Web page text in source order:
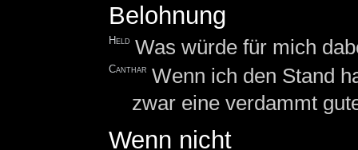
Belohnung
Held Was würde für mich
Canthar Wenn ich den Stand
zwar eine verdammt
Wenn nicht